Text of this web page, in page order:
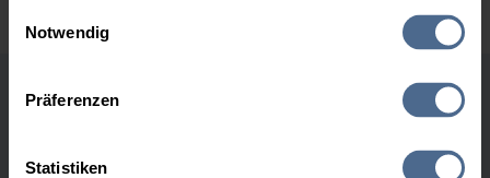
Notwendig
Präferenzen
Statistiken
Höchst- und Tiefststände der
Heizölpreise in Rainbach im